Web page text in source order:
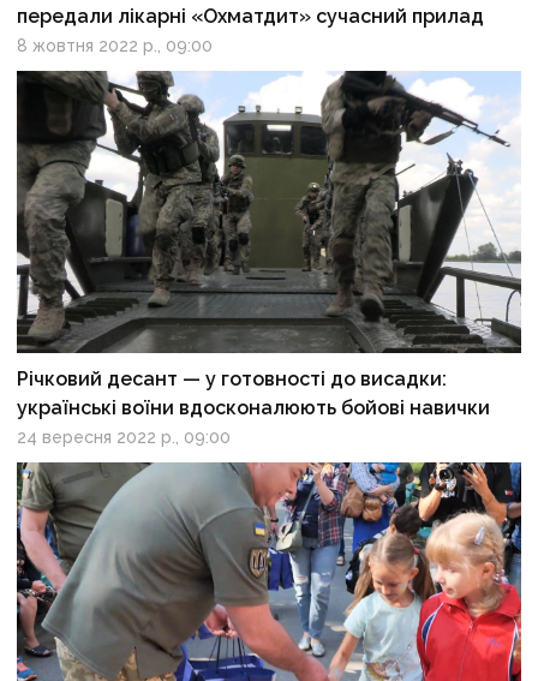
передали лікарні «Охматдит» сучасний прилад
8 жовтня 2022 р., 09:00
Річковий десант — у готовності до висадки:
українські воїни вдосконалюють бойові навички
24 вересня 2022 р., 09:00